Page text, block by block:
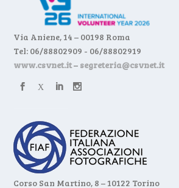
Via Aniene, 14 – 00198 Roma
Tel: 06/88802909 - 06/88802919
www.csvnet.it– segreteria@csvnet.it
Corso San Martino, 8 – 10122 Torino